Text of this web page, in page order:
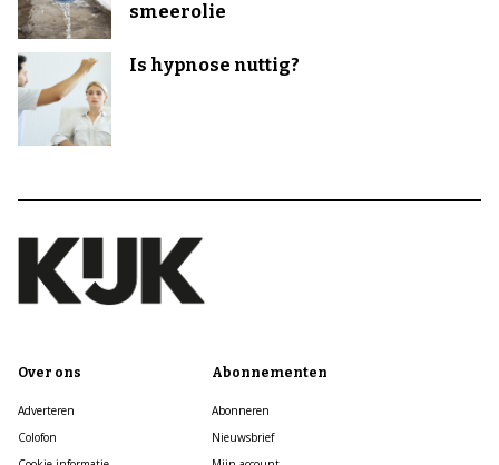
smeerolie
Is hypnose nuttig?
Over ons
Adverteren
Colofon
Abonnementen
Abonneren
Nieuwsbrief